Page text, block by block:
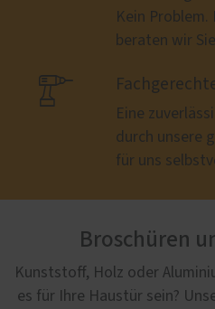
Kein Problem.
beraten wir

Eine
durch unsere
für uns
Broschüren
Kunststoff, Holz oder
es für Ihre Haustür sein?